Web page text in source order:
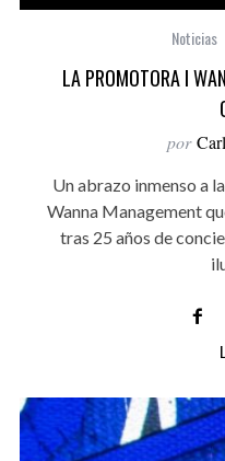
Noticias
LA PROMOTORA I
por
Un abrazo inmenso a
Wanna Management
tras 25 años de